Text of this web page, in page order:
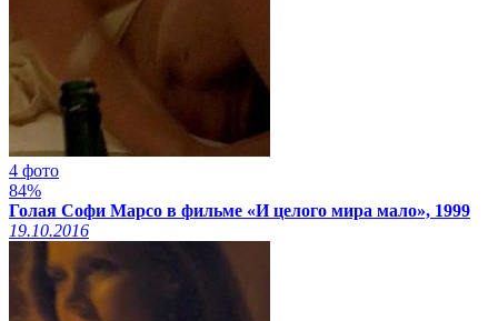
4 фото
84%
Голая Софи Марсо в фильме «И целого мира мало», 1999
19.10.2016